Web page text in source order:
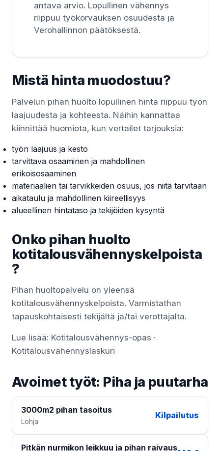
antava arvio. Lopullinen vähennys
riippuu työkorvauksen osuudesta ja
Verohallinnon päätöksestä.
Mistä hinta muodostuu?
Palvelun pihan huolto lopullinen hinta riippuu työn
laajuudesta ja kohteesta. Näihin kannattaa
kiinnittää huomiota, kun vertailet tarjouksia:
työn laajuus ja kesto
tarvittava osaaminen ja mahdollinen
erikoisosaaminen
materiaalien tai tarvikkeiden osuus, jos niitä tarvitaan
aikataulu ja mahdollinen kiireellisyys
alueellinen hintataso ja tekijöiden kysyntä
Onko pihan huolto
kotitalousvähennyskelpoista
?
Pihan huoltopalvelu on yleensä
kotitalousvähennyskelpoista. Varmistathan
tapauskohtaisesti tekijältä ja/tai verottajalta.
Lue lisää: Kotitalousvähennys-opas ·
Kotitalousvähennyslaskuri
Avoimet työt: Piha ja puutarha
3000m2 pihan tasoitus
Lohja
Kilpailutus
Pitkän nurmikon leikkuu ja pihan raivaus